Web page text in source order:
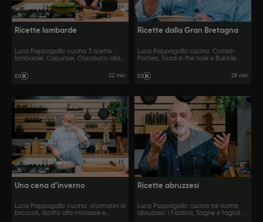
Ricette lombarde
Luca Pappagallo cucina 3 ricette
lombarde: Capunsei, Ossobuco alla
E6 22 min
Ricette dalla Gran Bretagna
Luca Pappagallo cucina: Cornish
Pasties, Toad in the hole e Bubble
E5 28 min
Una cena d’inverno
Luca Pappagallo cucina: sformatini di
broccoli, risotto alla monzese e
Ricette abruzzesi
Luca Pappagallo cucina tre ricette
abruzzesi: i Fiadoni, Sagne e fagioli e